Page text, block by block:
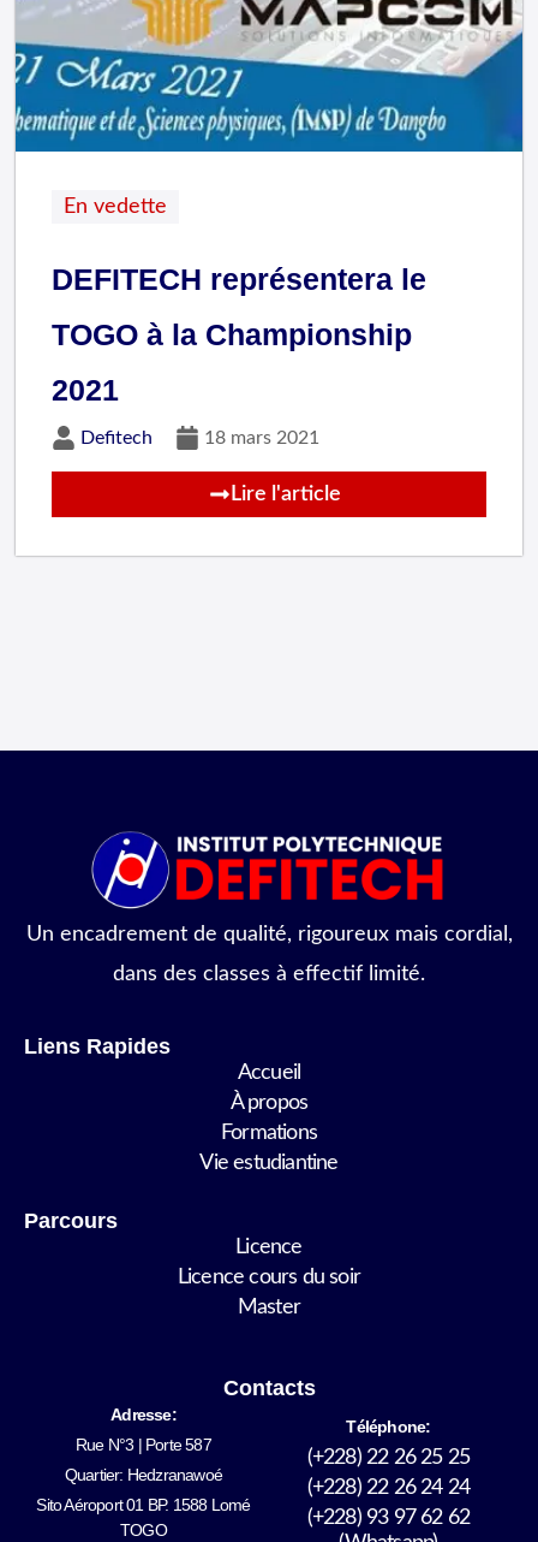
En vedette
DEFITECH représentera le
TOGO à la Championship
2021
Defitech 18 mars 2021
Lire l'article
Un encadrement de qualité, rigoureux mais cordial,
dans des classes à effectif limité.
Liens Rapides
Accueil
À propos
Formations
Vie estudiantine
Parcours
Licence
Licence cours du soir
Master
Contacts
Adresse:
Rue N°3 | Porte 587
Quartier: Hedzranawoé
Sito Aéroport 01 BP. 1588 Lomé
TOGO
Téléphone:
(+228) 22 26 25 25
(+228) 22 26 24 24
(+228) 93 97 62 62